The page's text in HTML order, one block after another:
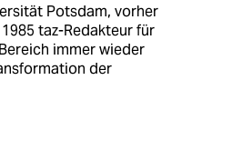
Potsdam, vorher
taz-Redakteur für
immer wieder
der